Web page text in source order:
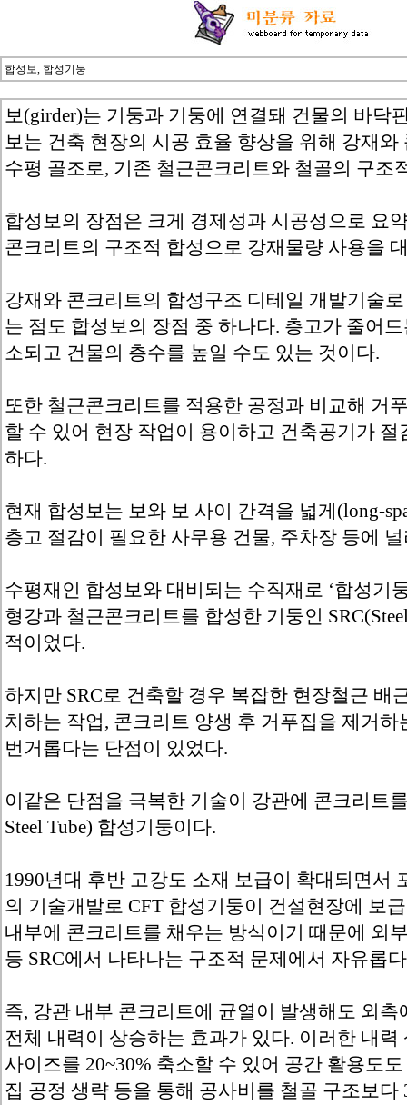
합성보, 합성기둥
보(girder)는 기둥과 기둥에 연결돼 건물의 바닥
보는 건축 현장의 시공 효율 향상을 위해 강재
수평 골조로, 기존 철근콘크리트와 철골의 구조
합성보의 장점은 크게 경제성과 시공성으로 요
콘크리트의 구조적 합성으로 강재물량 사용을
강재와 콘크리트의 합성구조 디테일 개발기술
는 점도 합성보의 장점 중 하나다. 층고가 줄어
소되고 건물의 층수를 높일 수도 있는 것이다.
또한 철근콘크리트를 적용한 공정과 비교해 거
할 수 있어 현장 작업이 용이하고 건축공기가
하다.
현재 합성보는 보와 보 사이 간격을 넓게(long-
층고 절감이 필요한 사무용 건물, 주차장 등에
수평재인 합성보와 대비되는 수직재로 ‘합성기
형강과 철근콘크리트를 합성한 기둥인
적이었다.
하지만 SRC로 건축할 경우 복잡한 현장철근 배
치하는 작업, 콘크리트 양생 후 거푸집을 제거
번거롭다는 단점이 있었다.
이같은 단점을 극복한 기술이 강관에 콘크리트
Steel Tube) 합성기둥이다.
1990년대 후반 고강도 소재 보급이 확대되면서
의 기술개발로 CFT 합성기둥이 건설현장에 보
내부에 콘크리트를 채우는 방식이기 때문에 외
등 SRC에서 나타나는 구조적 문제에서 자유롭
즉, 강관 내부 콘크리트에 균열이 발생해도 외
전체 내력이 상승하는 효과가 있다. 이러한 내력
사이즈를 20~30% 축소할 수 있어 공간 활용도
집 공정 생략 등을 통해 공사비를 철골 구조보다